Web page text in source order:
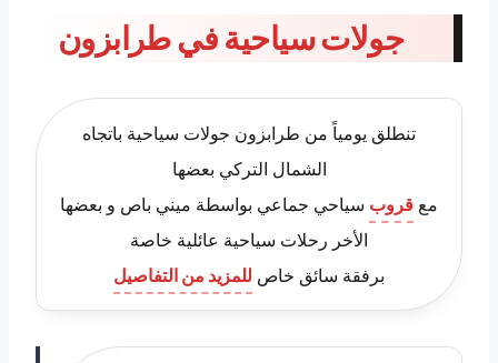
جولات سياحية في طرابزون
تنطلق يومياً من طرابزون جولات سياحية باتجاه
الشمال التركي بعضها
معقروب سياحي جماعي بواسطة ميني باص و بعضها
الأخر رحلات سياحية عائلية خاصة
برفقة سائق خاص للمزيد من التفاصيل